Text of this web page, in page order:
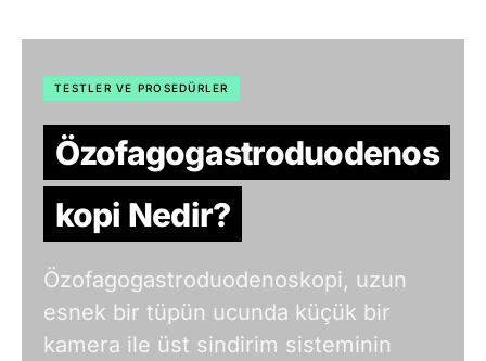
TESTLER VE PROSEDÜRLER
Özofagogastroduodenos
kopi Nedir?
Özofagogastroduodenoskopi, uzun
esnek bir tüpün ucunda küçük bir
kamera ile üst sindirim sisteminin